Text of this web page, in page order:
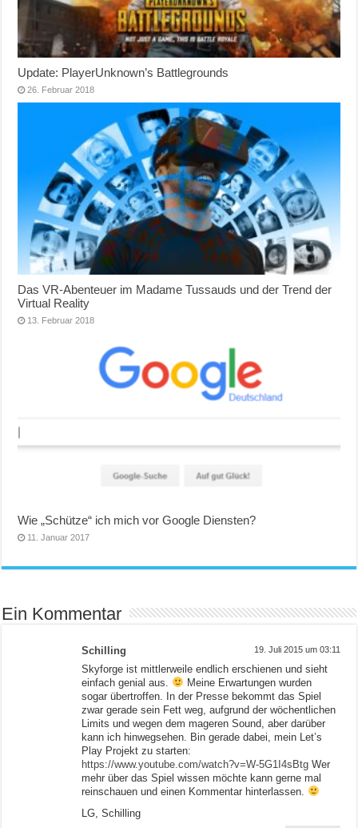
Update: PlayerUnknown’s Battlegrounds
26. Februar 2018
Das VR-Abenteuer im Madame Tussauds und der Trend der
Virtual Reality
13. Februar 2018
Wie „Schütze“ ich mich vor Google Diensten?
11. Januar 2017
Ein Kommentar
Schilling 19. Juli 2015 um 03:11
Skyforge ist mittlerweile endlich erschienen und sieht
einfach genial aus.
Meine Erwartungen wurden
sogar übertroffen. In der Presse bekommt das Spiel
zwar gerade sein Fett weg, aufgrund der wöchentlichen
Limits und wegen dem mageren Sound, aber darüber
kann ich hinwegsehen. Bin gerade dabei, mein Let’s
Play Projekt zu starten:
https://www.youtube.com/watch?v=W-5G1I4sBtg Wer
mehr über das Spiel wissen möchte kann gerne mal
reinschauen und einen Kommentar hinterlassen.
LG, Schilling